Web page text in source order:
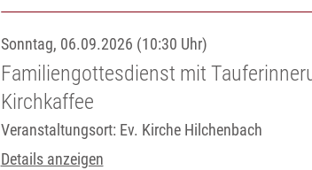
Sonntag, 06.09.2026 (10:30 Uhr)
Familiengottesdienst mit
Kirchkaffee
Veranstaltungsort: Ev. Kirche Hilchenbach
Details anzeigen